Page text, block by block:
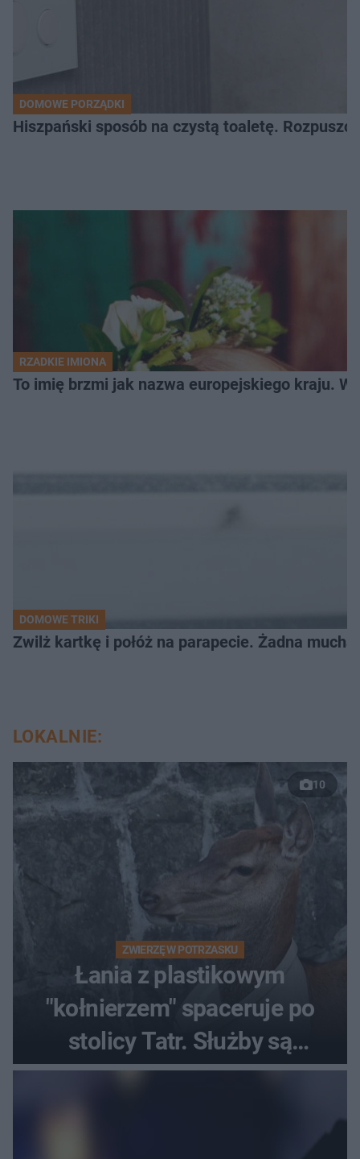
DOMOWE PORZĄDKI
Hiszpański sposób na czystą toaletę.
RZADKIE IMIONA
To imię brzmi jak nazwa europejskiego kraju.
DOMOWE TRIKI
Zwilż kartkę i połóż na parapecie. Żadna
LOKALNIE:
10
ZWIERZĘ W POTRZASKU
Łania z plastikowym
"kołnierzem" spaceruje po
stolicy Tatr. Służby są
bezradne